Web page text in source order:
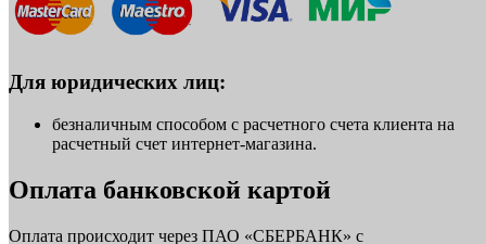
Для юридических лиц:
безналичным способом с расчетного счета клиента на
расчетный счет интернет-магазина.
Оплата банковской картой
Оплата происходит через ПАО «СБЕРБАНК» с